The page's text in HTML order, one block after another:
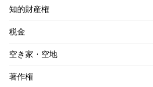
知的財産権
税金
空き家・空地
著作権